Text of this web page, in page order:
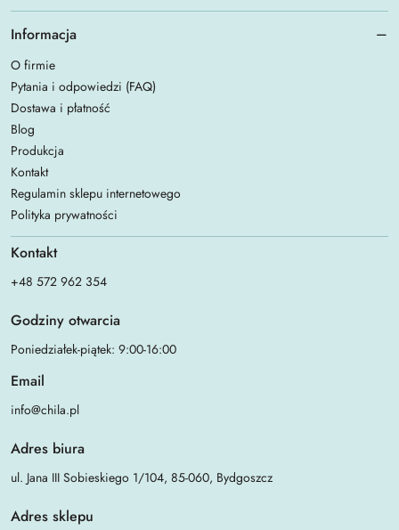
Informacja
O firmie
Pytania i odpowiedzi (FAQ)
Dostawa i płatność
Blog
Produkcja
Kontakt
Regulamin sklepu internetowego
Polityka prywatności
Kontakt
+48 572 962 354
Godziny otwarcia
Poniedziałek-piątek: 9:00-16:00
Email
info@chila.pl
Adres biura
ul. Jana III Sobieskiego 1/104, 85-060, Bydgoszcz
Adres sklepu